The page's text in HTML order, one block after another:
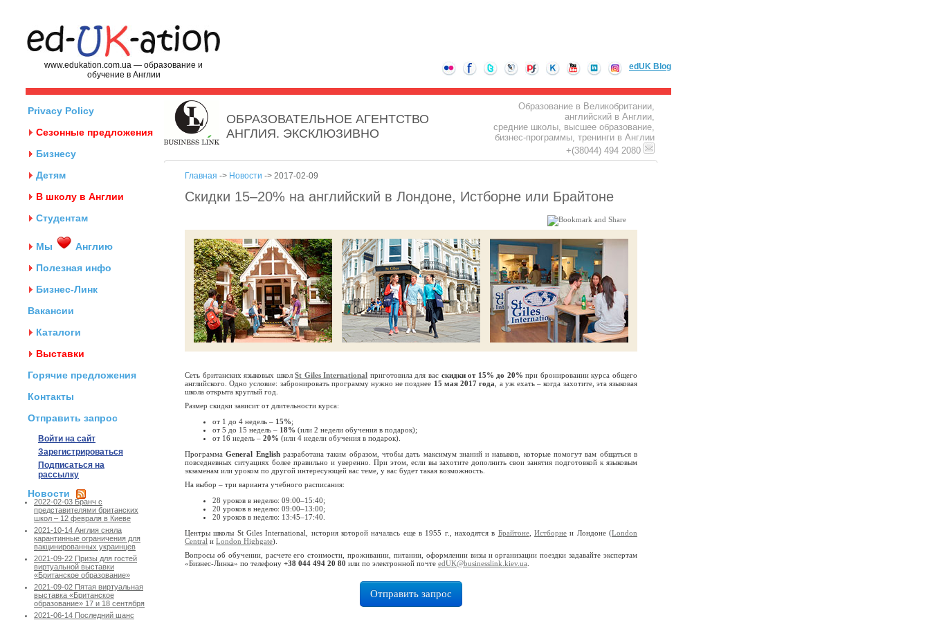
www.edukation.com.ua — образование и
обучение в Англии
edUK Blog
Privacy Policy
Сезонные предложения
Бизнесу
Детям
В школу в Англии
Студентам
Мы
Англию
Полезная инфо
Бизнес-Линк
Вакансии
Каталоги
Выставки
Горячие предложения
Контакты
Отправить запрос
Войти на сайт
Зарегистрироваться
Подписаться на
рассылку
Новости
2022-02-03 Бранч с
представителями британских
школ – 12 февраля в Киеве
2021-10-14 Англия сняла
карантинные ограничения для
вакцинированных украинцев
2021-09-22 Призы для гостей
виртуальной выставки
«Британское образование»
2021-09-02 Пятая виртуальная
выставка «Британское
образование» 17 и 18 сентября
2021-06-14 Последний шанс
ОБРАЗОВАТЕЛЬНОЕ АГЕНТСТВО
АНГЛИЯ. ЭКСКЛЮЗИВНО
Образование в Великобритании,
английский в Англии,
средние школы, высшее образование,
бизнес-программы, тренинги в Англии
+(38044) 494 2080
Главная -> Новости -> 2017-02-09
Скидки 15–20% на английский в Лондоне, Истборне или Брайтоне
Сеть британских языковых школSt Giles International приготовила для вас скидки от 15% до 20%при бронировании курса общего
английского. Одно условие: забронировать программу нужно не позднее 15 мая 2017 года
, а уж ехать – когда захотите, эта языковая
школа открыта круглый год.
Размер скидки зависит от длительности курса:
от 1 до 4 недель – 15%;
от 5 до 15 недель – 18% (или 2 недели обучения в подарок);
от 16 недель – 20% (или 4 недели обучения в подарок).
ПрограммаGeneral Englishразработана таким образом, чтобы дать максимум знаний и навыков, которые помогут вам общаться в
повседневных ситуациях более правильно и уверенно. При этом, если вы захотите дополнить свои занятия подготовкой к языковым
экзаменам или уроком по другой интересующей вас теме, у вас будет такая возможность.
На выбор – три варианта учебного расписания:
28 уроков в неделю: 09:00–15:40;
20 уроков в неделю: 09:00–13:00;
20 уроков в неделю: 13:45–17:40.
Центры школы St Giles International, история которой началась еще в 1955 г., находятся в Брайтоне,Истборне и Лондоне (London
Central и London Highgate).
Вопросы об обучении, расчете его стоимости, проживании, питании, оформлении визы и организации поездки задавайте экспертам
«Бизнес-Линка» по телефону +38 044 494 20 80 или по электронной почте edUK@businesslink.kiev.ua
Отправить запрос